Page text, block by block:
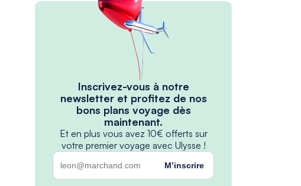
Inscrivez-vous à notre
newsletter et profitez de nos
bons plans voyage dès
maintenant.
Et en plus vous avez 10€ offerts sur
votre premier voyage avec Ulysse !
M’inscrire